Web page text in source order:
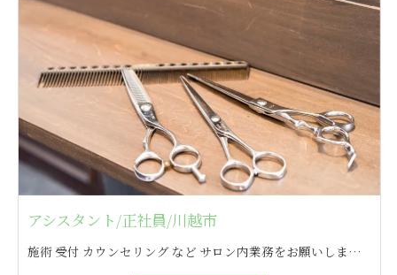
アシスタント/正社員/川越市
施術 受付 カウンセリング など サロン内業務をお願いします！ その他に付随する業務もお任せします◎